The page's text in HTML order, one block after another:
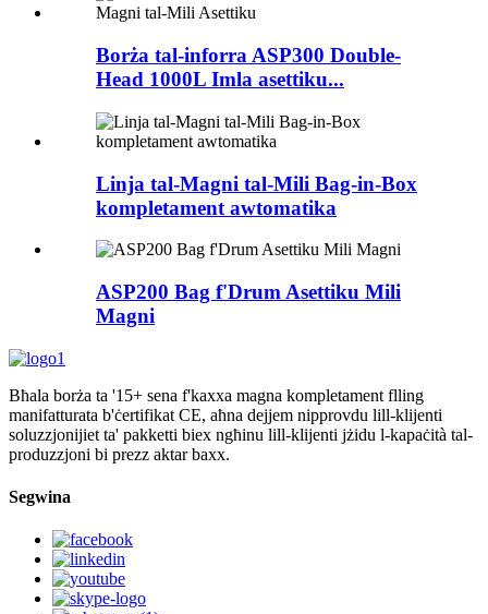
Borża tal-inforra ASP300 Double-
Head 1000L Imla asettiku...
Linja tal-Magni tal-Mili Bag-in-Box
kompletament awtomatika
ASP200 Bag f'Drum Asettiku Mili
Magni
Bħala borża ta '15+ sena f'kaxxa magna kompletament flling
manifatturata b'ċertifikat CE, aħna dejjem nipprovdu lill-klijenti
soluzzjonijiet ta' pakketti biex ngħinu lill-klijenti jżidu l-kapaċità tal-
produzzjoni bi prezz aktar baxx.
Segwina